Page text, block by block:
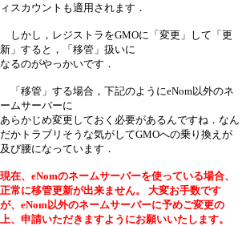
ィスカウントも適用されます．
しかし，レジストラをGMOに「変更」して「更
新」すると，「移管」扱いに
なるのがやっかいです．
「移管」する場合，下記のようにeNom以外のネ
ームサーバーに
あらかじめ変更しておく必要があるんですね．なん
だかトラブリそうな気がしてGMOへの乗り換えが
及び腰になっています．
現在、eNomのネームサーバーを使っている場合、
正常に移管更新が出来ません。 大変お手数です
が、eNom以外のネームサーバーに予めご変更の
上、申請いただきますようにお願いいたします。